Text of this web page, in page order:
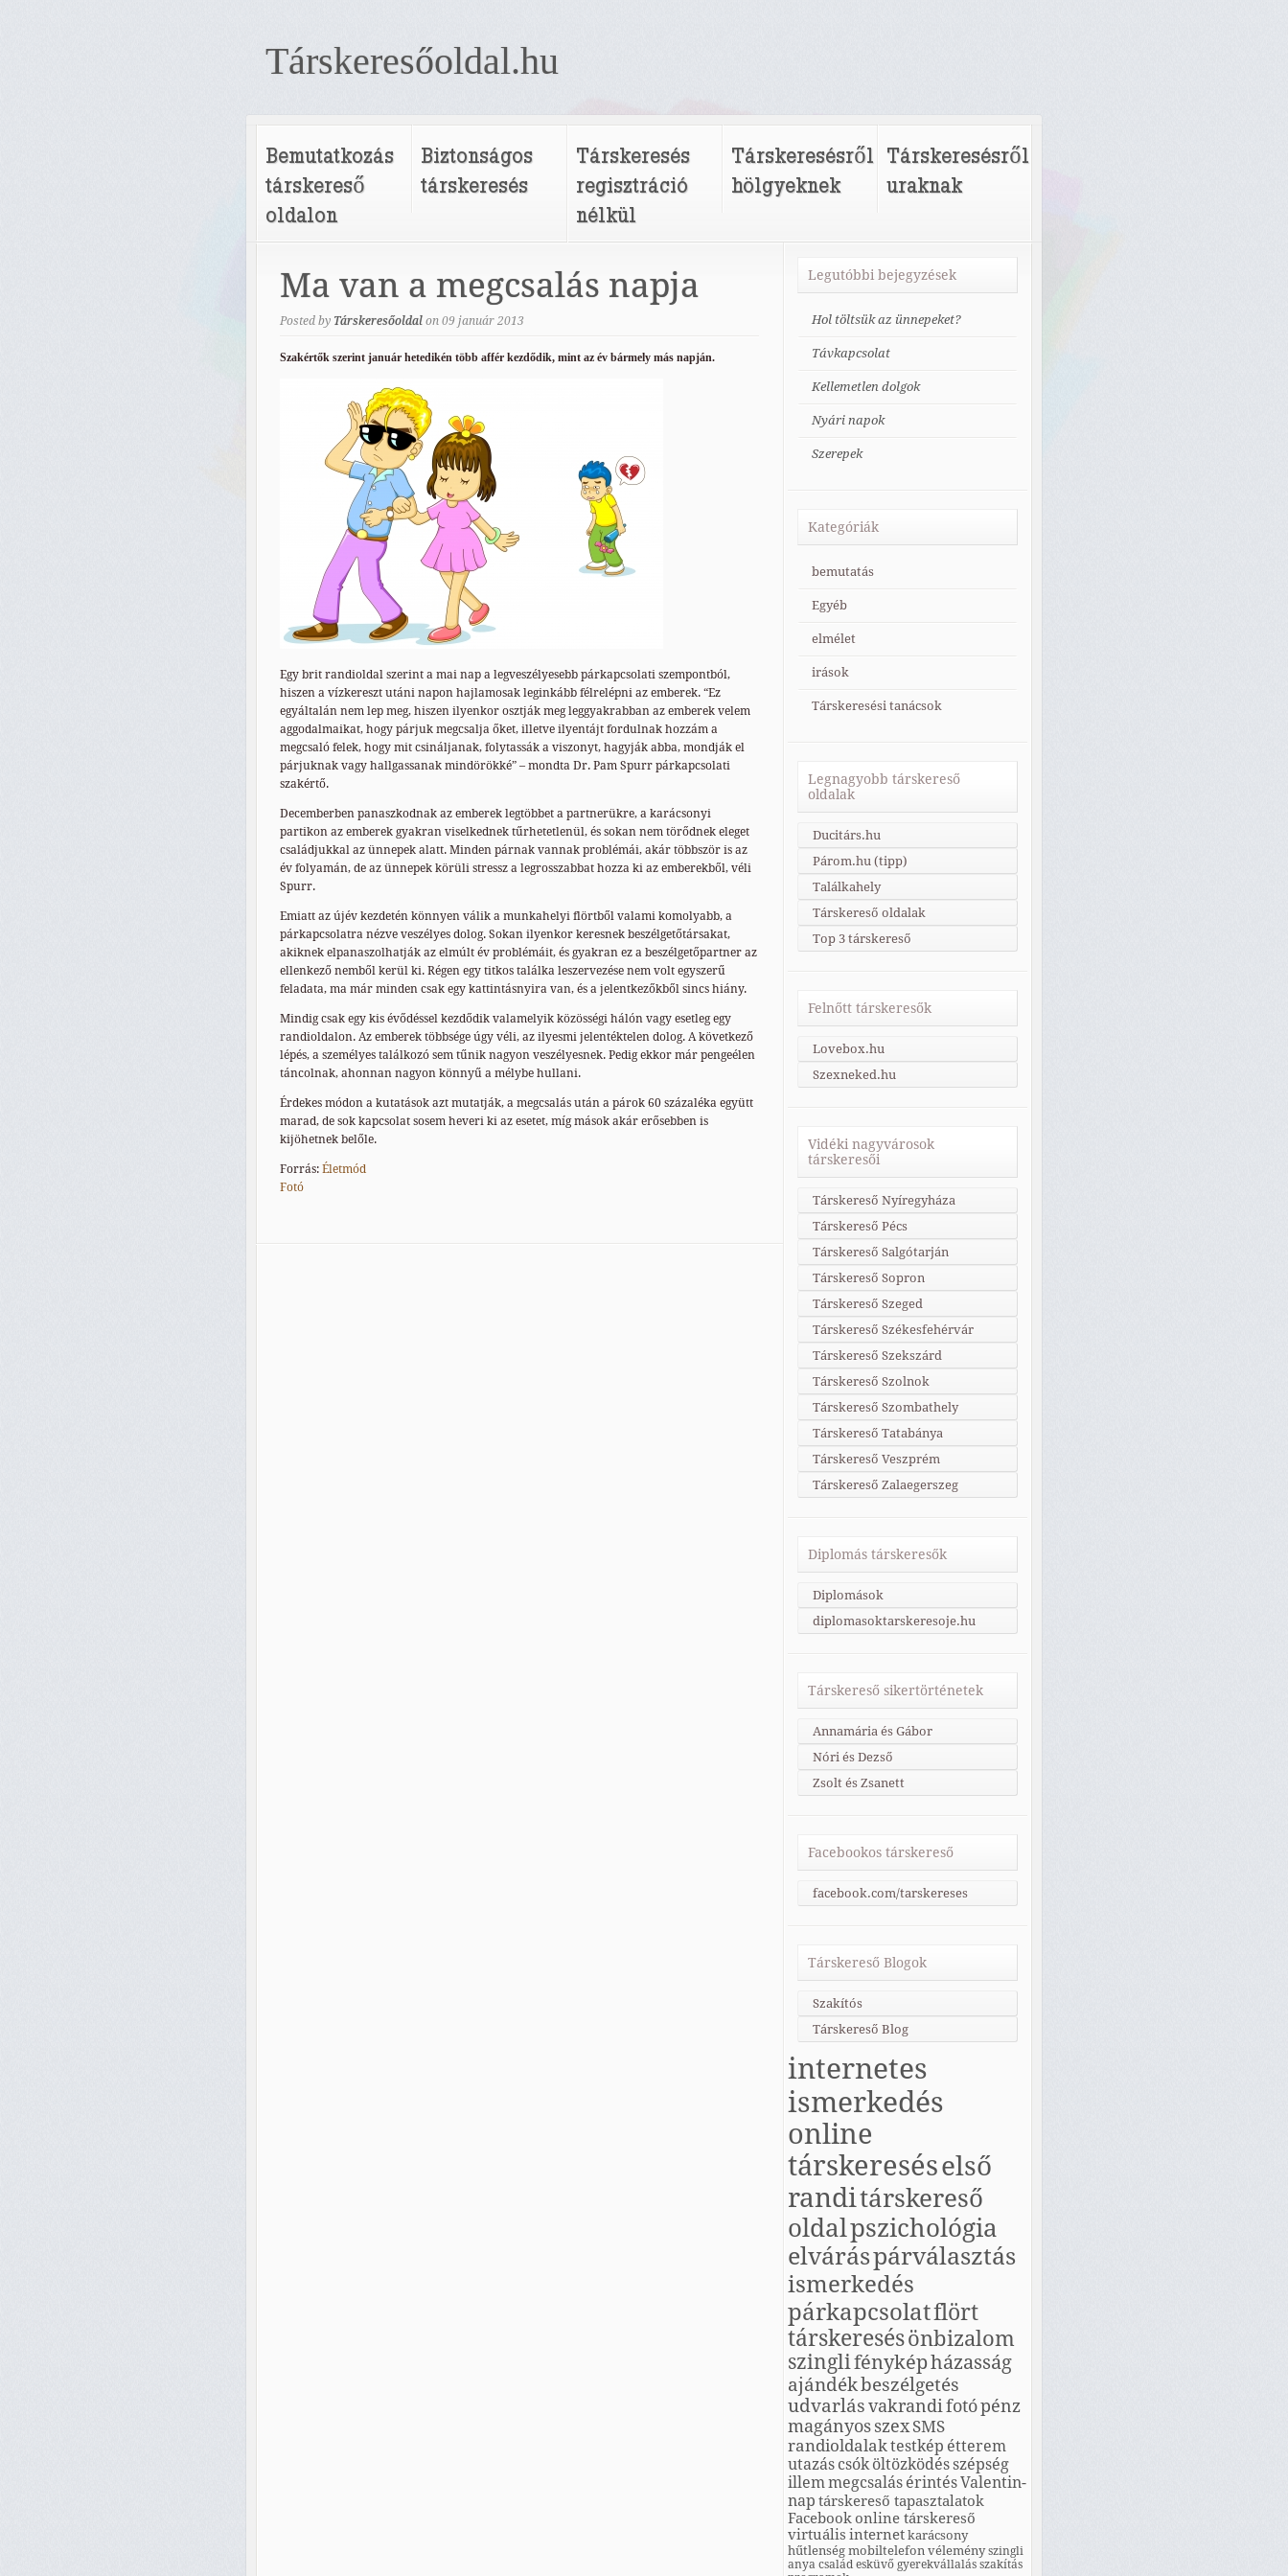
Társkeresőoldal.hu
Bemutatkozás
társkereső
oldalon
Biztonságos
társkeresés
Társkeresés
regisztráció
nélkül
Társkeresésről
hölgyeknek
Társkeresésről
uraknak
Ma van a megcsalás napja
Posted by Társkeresőoldal on 09 január 2013
Szakértők szerint január hetedikén több affér kezdődik, mint az év bármely más napján.
Egy brit randioldal szerint a mai nap a legveszélyesebb párkapcsolati szempontból,
hiszen a vízkereszt utáni napon hajlamosak leginkább félrelépni az emberek. “Ez
egyáltalán nem lep meg, hiszen ilyenkor osztják meg leggyakrabban az emberek velem
aggodalmaikat, hogy párjuk megcsalja őket, illetve ilyentájt fordulnak hozzám a
megcsaló felek, hogy mit csináljanak, folytassák a viszonyt, hagyják abba, mondják el
párjuknak vagy hallgassanak mindörökké” – mondta Dr. Pam Spurr párkapcsolati
szakértő.
Decemberben panaszkodnak az emberek legtöbbet a partnerükre, a karácsonyi
partikon az emberek gyakran viselkednek tűrhetetlenül, és sokan nem törődnek eleget
családjukkal az ünnepek alatt. Minden párnak vannak problémái, akár többször is az
év folyamán, de az ünnepek körüli stressz a legrosszabbat hozza ki az emberekből, véli
Spurr.
Emiatt az újév kezdetén könnyen válik a munkahelyi flörtből valami komolyabb, a
párkapcsolatra nézve veszélyes dolog. Sokan ilyenkor keresnek beszélgetőtársakat,
akiknek elpanaszolhatják az elmúlt év problémáit, és gyakran ez a beszélgetőpartner az
ellenkező nemből kerül ki. Régen egy titkos találka leszervezése nem volt egyszerű
feladata, ma már minden csak egy kattintásnyira van, és a jelentkezőkből sincs hiány.
Mindig csak egy kis évődéssel kezdődik valamelyik közösségi hálón vagy esetleg egy
randioldalon. Az emberek többsége úgy véli, az ilyesmi jelentéktelen dolog. A következő
lépés, a személyes találkozó sem tűnik nagyon veszélyesnek. Pedig ekkor már pengeélen
táncolnak, ahonnan nagyon könnyű a mélybe hullani.
Érdekes módon a kutatások azt mutatják, a megcsalás után a párok 60 százaléka együtt
marad, de sok kapcsolat sosem heveri ki az esetet, míg mások akár erősebben is
kijöhetnek belőle.
Forrás: Életmód
Fotó
Legutóbbi bejegyzések
Hol töltsük az ünnepeket?
Távkapcsolat
Kellemetlen dolgok
Nyári napok
Szerepek
Kategóriák
bemutatás
Egyéb
elmélet
irások
Társkeresési tanácsok
Legnagyobb társkereső
oldalak
Ducitárs.hu
Párom.hu (tipp)
Találkahely
Társkereső oldalak
Top 3 társkereső
Felnőtt társkeresők
Lovebox.hu
Szexneked.hu
Vidéki nagyvárosok
társkeresői
Társkereső Nyíregyháza
Társkereső Pécs
Társkereső Salgótarján
Társkereső Sopron
Társkereső Szeged
Társkereső Székesfehérvár
Társkereső Szekszárd
Társkereső Szolnok
Társkereső Szombathely
Társkereső Tatabánya
Társkereső Veszprém
Társkereső Zalaegerszeg
Diplomás társkeresők
Diplomások
diplomasoktarskeresoje.hu
Társkereső sikertörténetek
Annamária és Gábor
Nóri és Dezső
Zsolt és Zsanett
Facebookos társkereső
facebook.com/tarskereses
Társkereső Blogok
Szakítós
Társkereső Blog
internetes
ismerkedés
online
társkereséselső
randitárskereső
oldalpszichológia
elváráspárválasztás
ismerkedés
párkapcsolatflört
társkeresésönbizalom
szinglifényképházasság
ajándékbeszélgetés
udvarlásvakrandi fotópénz
magányosszex SMS
randioldalaktestkép étterem
utazás csók öltözködésszépség
illemmegcsalás érintésValentin-
nap társkereső tapasztalatok
Facebookonline társkereső
virtuális internetkarácsony
hűtlenségmobiltelefon vélemény szingli
anya család esküvő gyerekvállalás szakítás